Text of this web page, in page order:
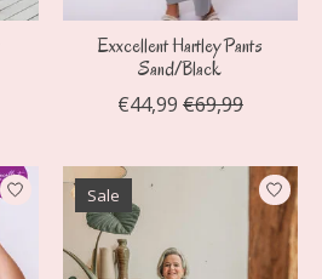
Exxcellent Hartley Pants
Sand/Black
€44,99 €69,99
Sale